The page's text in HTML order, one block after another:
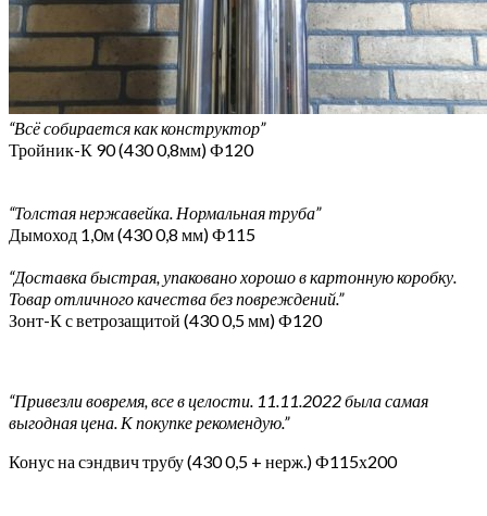
“Всё собирается как конструктор”
Тройник-К 90 (430 0,8мм) Ф120
“Толстая нержавейка. Нормальная труба”
Дымоход 1,0м (430 0,8 мм) Ф115
“Доставка быстрая, упаковано хорошо в картонную коробку.
Товар отличного качества без повреждений.”
Зонт-К с ветрозащитой (430 0,5 мм) Ф120
“Привезли вовремя, все в целости. 11.11.2022 была самая
выгодная цена. К покупке рекомендую.”
Конус на сэндвич трубу (430 0,5 + нерж.) Ф115х200